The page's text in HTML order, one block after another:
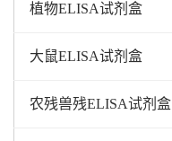
植物ELISA试剂盒
大鼠ELISA试剂盒
农残兽残ELISA试剂盒